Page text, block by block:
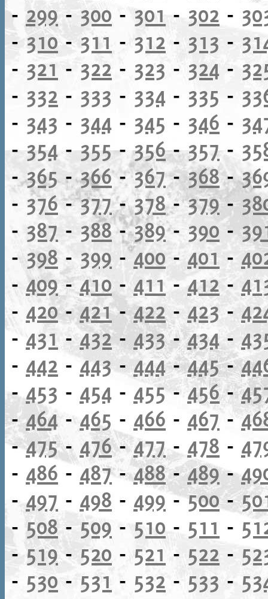
- 299 -300 - 301 - 302 -
- 310-311 - 312 - 313 -
- 321 - 322 - 323 - 324 -
- 332 - 333 - 334 - 335 -
- 343 - 344 - 345 - 346 -
-354 -355-356-357-
-365-366-367-368-
- 376-377-378-379-
- 387 - 388-389- 390 -
-398 -399 -400 - 401 -
- 409-410 -411-412 -
- 420-421-422 - 423-
- 431 -432- 433-434-
- 442 -443-444-445-
-453 - 454 - 455-456-
-464-465 - 466 - 467-
-475- 476-477- 478 -
- 486 - 487-488-489-
-497 - 498 - 499-500-
- 508 -509 - 510 - 511 -
-519-520 - 521 - 522 -
- 530 - 531 - 532 - 533 -